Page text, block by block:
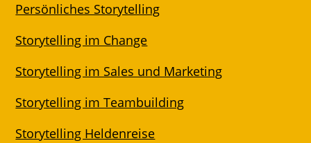
Persönliches Storytelling
Storytelling im Change
Storytelling im Sales und Marketing
Storytelling im Teambuilding
Storytelling Heldenreise